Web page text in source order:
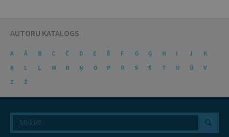
AUTORU KATALOGS
A Ā B C Č D E Ē F G Ģ H I J
K
Ķ
L Ļ M N Ņ O P R S Š T U Ū
V
Z
Ž